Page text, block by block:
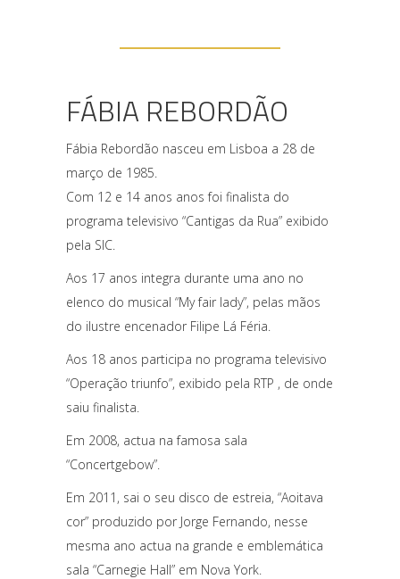
FÁBIA REBORDÃO
Fábia Rebordão nasceu em Lisboa a 28 de
março de 1985.
Com 12 e 14 anos anos foi finalista do
programa televisivo “Cantigas da Rua” exibido
pela SIC.
Aos 17 anos integra durante uma ano no
elenco do musical “My fair lady”, pelas mãos
do ilustre encenador Filipe Lá Féria.
Aos 18 anos participa no programa televisivo
“Operação triunfo”, exibido pela RTP , de onde
saiu finalista.
Em 2008, actua na famosa sala
“Concertgebow”.
Em 2011, sai o seu disco de estreia, “Aoitava
cor” produzido por Jorge Fernando, nesse
mesma ano actua na grande e emblemática
sala “Carnegie Hall” em Nova York.